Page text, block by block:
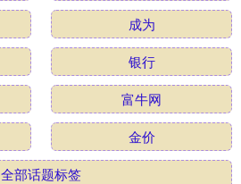
成为
银行
富牛网
金价
全部话题标签